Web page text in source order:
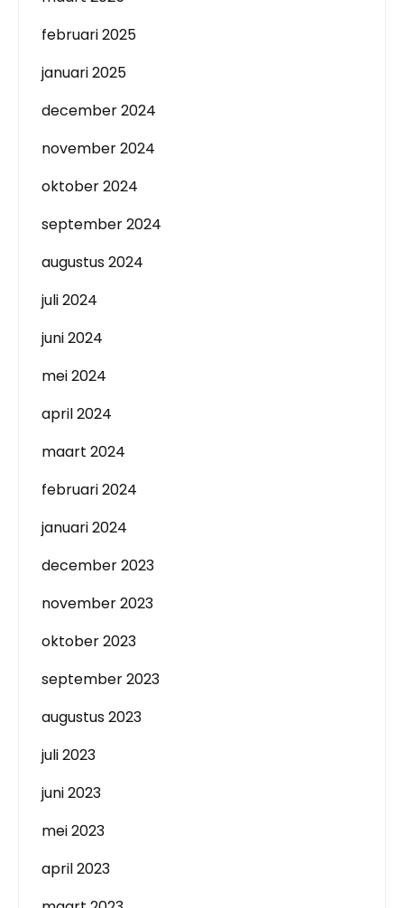
februari 2025
januari 2025
december 2024
november 2024
oktober 2024
september 2024
augustus 2024
juli 2024
juni 2024
mei 2024
april 2024
maart 2024
februari 2024
januari 2024
december 2023
november 2023
oktober 2023
september 2023
augustus 2023
juli 2023
juni 2023
mei 2023
april 2023